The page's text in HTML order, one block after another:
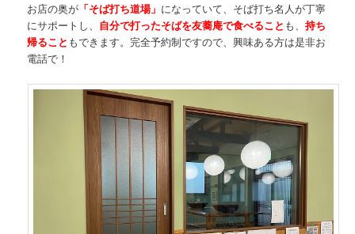
お店の奥が 「そば打ち道場」 になっていて、そば打ち名人が丁寧
にサポートし、 自分で打ったそばを友蕎庵で食べること も、持ち
帰ること もできます。完全予約制ですので、興味ある方は是非お
電話で！